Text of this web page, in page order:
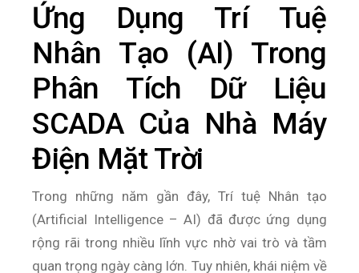
Ứng Dụng Trí Tuệ
Nhân Tạo (AI) Trong
Phân Tích Dữ Liệu
SCADA Của Nhà Máy
Điện Mặt Trời
Trong những năm gần đây, Trí tuệ Nhân tạo
(Artificial Intelligence – AI) đã được ứng dụng
rộng rãi trong nhiều lĩnh vực nhờ vai trò và tầm
quan trọng ngày càng lớn. Tuy nhiên, khái niệm về